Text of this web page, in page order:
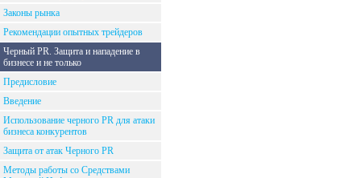
Законы рынка
Рекомендации опытных трейдеров
Черный PR. Защита и нападение в
бизнесе и не только
Предисловие
Введение
Использование черного PR для атаки
бизнеса конкурентов
Защита от атак Черного PR
Методы работы со Средствами